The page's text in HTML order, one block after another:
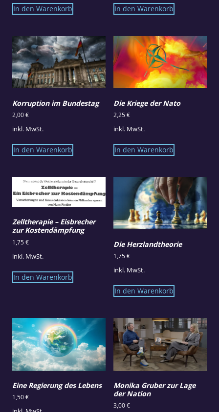
In den Warenkorb In den Warenkorb
Korruption im Bundestag
2,00€
inkl. MwSt.
In den Warenkorb
Die Kriege der Nato
2,25€
inkl. MwSt.
In den Warenkorb
Zelltherapie – Eisbrecher
zur Kostendämpfung
1,75€
inkl. MwSt.
In den Warenkorb
Die Herzlandtheorie
1,75€
inkl. MwSt.
In den Warenkorb
Eine Regierung des Lebens
1,50€
Monika Gruber zur Lage
der Nation
3,00€